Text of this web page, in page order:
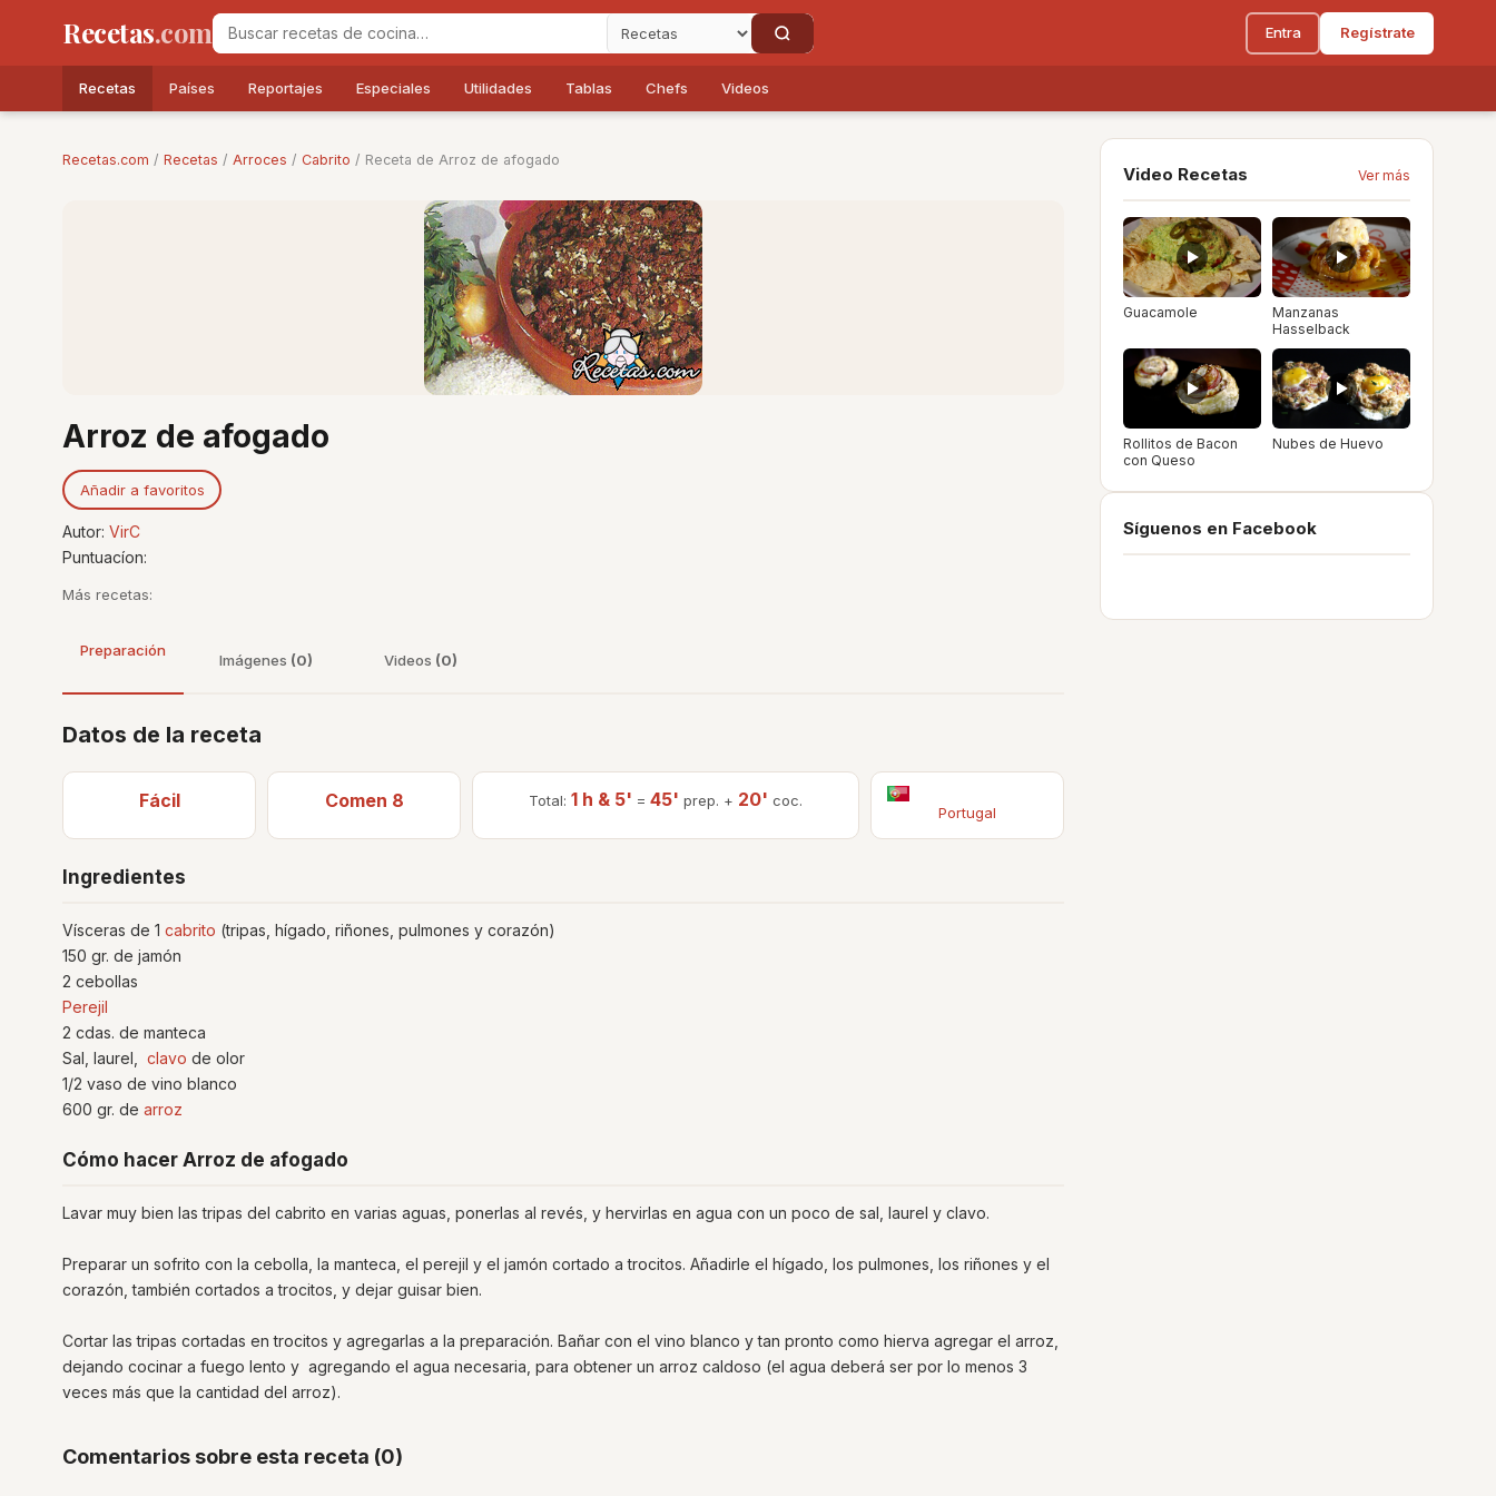
Recetas.com Entra Regístrate
Recetas Países Reportajes Especiales Utilidades Tablas Chefs Videos
Recetas.com / Recetas / Arroces / Cabrito / Receta de Arroz de afogado
Arroz de afogado
Añadir a favoritos
Autor: VirC
Puntuacíon:
Más recetas:
Preparación
Imágenes (0) Videos (0)
Datos de la receta
Fácil Comen 8 Total: 1 h & 5' = 45' prep. + 20' coc.
Portugal
Ingredientes
Vísceras de 1 cabrito (tripas, hígado, riñones, pulmones y corazón)
150 gr. de jamón
2 cebollas
Perejil
2 cdas. de manteca
Sal, laurel, clavo de olor
1/2 vaso de vino blanco
600 gr. de arroz
Cómo hacer Arroz de afogado
Lavar muy bien las tripas del cabrito en varias aguas, ponerlas al revés, y hervirlas en agua con un poco de sal, laurel y clavo.
Preparar un sofrito con la cebolla, la manteca, el perejil y el jamón cortado a trocitos. Añadirle el hígado, los pulmones, los riñones y el
corazón, también cortados a trocitos, y dejar guisar bien.
Cortar las tripas cortadas en trocitos y agregarlas a la preparación. Bañar con el vino blanco y tan pronto como hierva agregar el arroz,
dejando cocinar a fuego lento y agregando el agua necesaria, para obtener un arroz caldoso (el agua deberá ser por lo menos 3
veces más que la cantidad del arroz).
Comentarios sobre esta receta (0)
Video Recetas Ver más
Guacamole
Manzanas
Hasselback
Rollitos de Bacon
con Queso
Nubes de Huevo
Síguenos en Facebook